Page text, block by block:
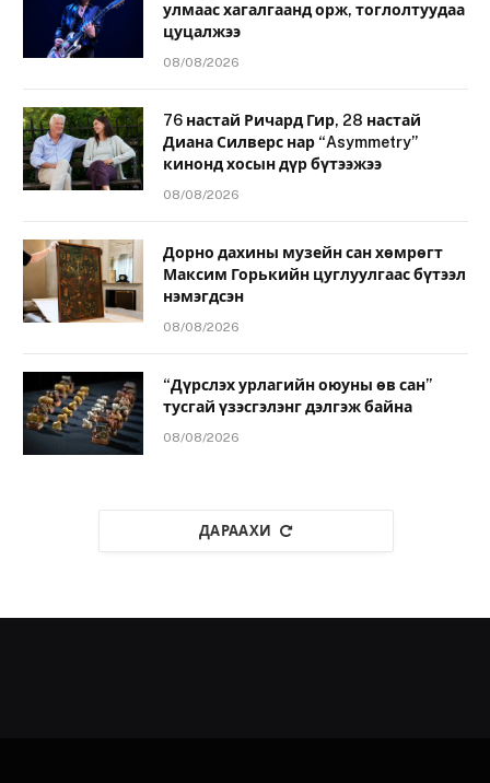
улмаас хагалгаанд орж, тоглолтуудаа
цуцалжээ
08/08/2026
76 настай Ричард Гир, 28 настай
Диана Силверс нар “Asymmetry”
кинонд хосын дүр бүтээжээ
08/08/2026
Дорно дахины музейн сан хөмрөгт
Максим Горькийн цуглуулгаас бүтээл
нэмэгдсэн
08/08/2026
“Дүрслэх урлагийн оюуны өв сан”
тусгай үзэсгэлэнг дэлгэж байна
08/08/2026
ДАРААХИ